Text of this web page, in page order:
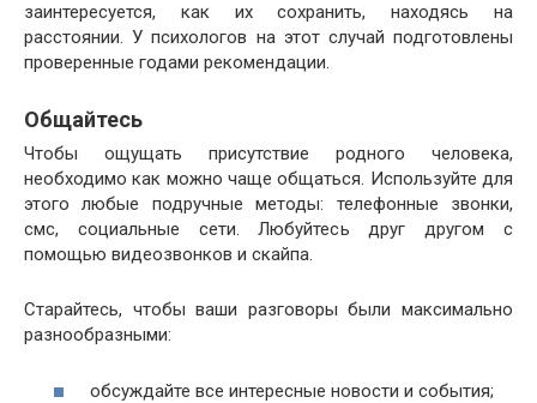
заинтересуется, как их сохранить, находясь на
расстоянии. У психологов на этот случай подготовлены
проверенные годами рекомендации.
Общайтесь
Чтобы ощущать присутствие родного человека,
необходимо как можно чаще общаться. Используйте для
этого любые подручные методы: телефонные звонки,
смс, социальные сети. Любуйтесь друг другом с
помощью видеозвонков и скайпа.
Старайтесь, чтобы ваши разговоры были максимально
разнообразными:
обсуждайте все интересные новости и события;